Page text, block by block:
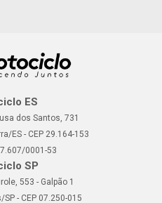
ES
dos Santos, 731
ES - CEP 29.164-153
0001-53
SP
553 - Galpão 1
- CEP 07.250-015